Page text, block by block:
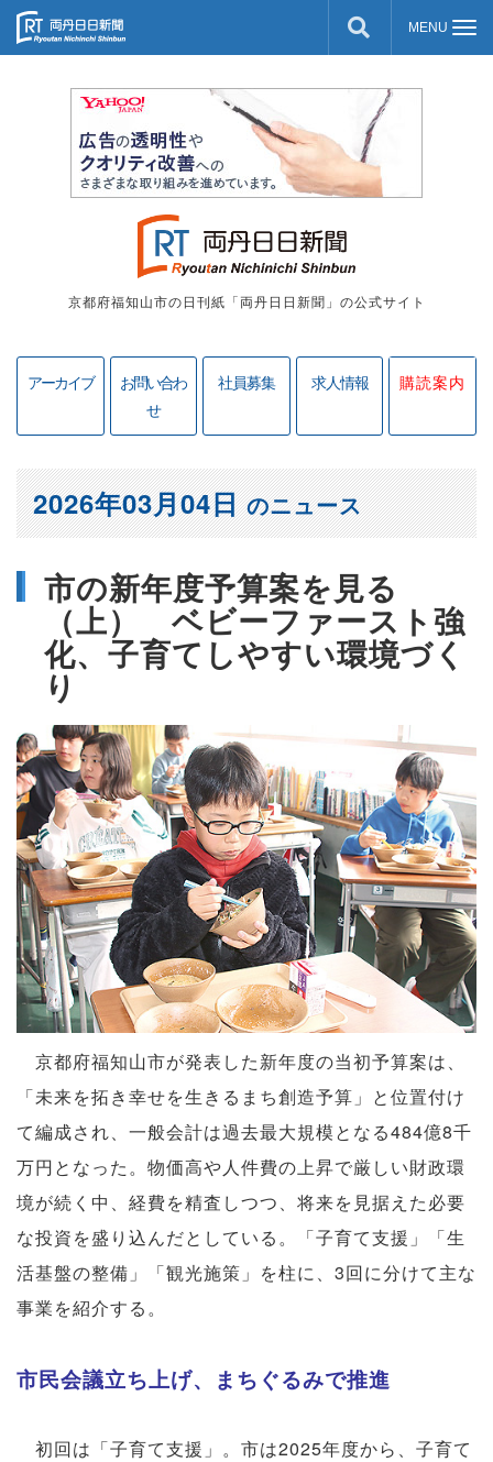
京都府福知山市の日刊紙「両丹日日新聞」の公式サイト
アーカイブ
お問い合わ
せ
社員募集 求人情報 購読案内
市の新年度予算案を見る
（上） ベビーファースト強
化、子育てしやすい環境づく
り
2026年03月04日のニュース
京都府福知山市が発表した新年度の当初予算案は、
「未来を拓き幸せを生きるまち創造予算」と位置付け
て編成され、一般会計は過去最大規模となる484億8千
万円となった。物価高や人件費の上昇で厳しい財政環
境が続く中、経費を精査しつつ、将来を見据えた必要
な投資を盛り込んだとしている。「子育て支援」「生
活基盤の整備」「観光施策」を柱に、3回に分けて主な
事業を紹介する。
市民会議立ち上げ、まちぐるみで推進
初回は「子育て支援」。市は2025年度から、子育て